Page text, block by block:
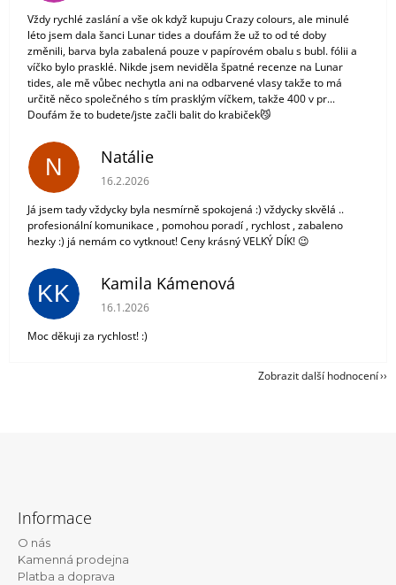
Vždy rychlé zaslání a vše ok když kupuju Crazy colours, ale minulé
léto jsem dala šanci Lunar tides a doufám že už to od té doby
změnili, barva byla zabalená pouze v papírovém obalu s bubl. fólii a
víčko bylo prasklé. Nikde jsem neviděla špatné recenze na Lunar
tides, ale mě vůbec nechytla ani na odbarvené vlasy takže to má
určitě něco společného s tím prasklým víčkem, takže 400 v pr...
Doufám že to budete/jste začli balit do krabiček😼
N Natálie
Hodnocení obchodu je 5 z 5 hvězdiček.
16.2.2026
Já jsem tady vždycky byla nesmírně spokojená :) vždycky skvělá ..
profesionální komunikace , pomohou poradí , rychlost , zabaleno
hezky :) já nemám co vytknout! Ceny krásný VELKÝ DÍK! 😉
KK Kamila Kámenová
Hodnocení obchodu je 5 z 5 hvězdiček.
16.1.2026
Moc děkuji za rychlost! :)
Zobrazit další hodnocení
Informace
O nás
Kamenná prodejna
Platba a doprava